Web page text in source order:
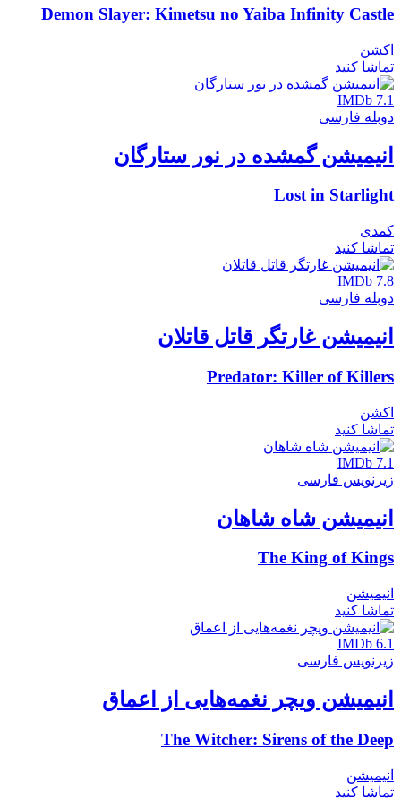
Demon Slayer: Kimetsu no Yaiba Infinity Castle
اکشن
تماشا کنید
IMDb 7.1
دوبله فارسی
انیمیشن گمشده در نور ستارگان
Lost in Starlight
کمدی
تماشا کنید
IMDb 7.8
دوبله فارسی
انیمیشن غارتگر قاتل قاتلان
Predator: Killer of Killers
اکشن
تماشا کنید
IMDb 7.1
زیرنویس فارسی
انیمیشن شاه شاهان
The King of Kings
انیمیشن
تماشا کنید
IMDb 6.1
زیرنویس فارسی
انیمیشن ویچر نغمه‌هایی از اعماق
The Witcher: Sirens of the Deep
انیمیشن
تماشا کنید